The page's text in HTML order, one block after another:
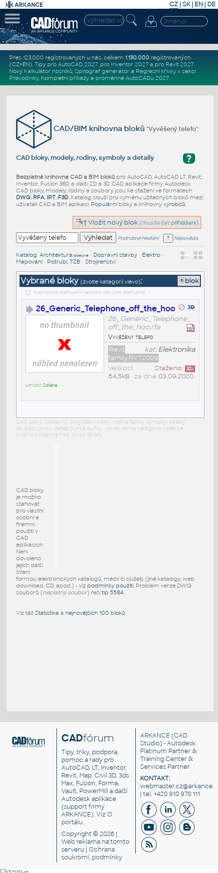
CZ | SK| EN | DE
Přes 123.000 registrovaných u nás, celkem 1.130.000registrovaných
(CZ+EN). Tipy pro AutoCAD 2027, pro Inventor 2027a pro Revit 2027.
Nový Kalkulátor nosníků, Spirograf generátor a Regresní křivkyv sekci
Převodníky. Kompletní příkazya proměnné AutoCADu 2027.
CAD/BIM knihovna bloků"Vyvěšený telefo"
?
CAD bloky, modely, rodiny, symboly a detaily
Bezplatná knihovna CAD a BIM blokůpro AutoCAD, AutoCAD LT, Revit,
Inventor, Fusion 360 a další 2D a 3D CAD aplikace firmy Autodesk.
CAD bloky, modely, rodiny a soubory jsou ke stažení ve formátech
DWG, RFA, IPT, F3D. Katalog slouží pro výměnu užitečných bloků mezi
uživateli CAD a BIM aplikací. Populárníbloky a knihovny výrobců.
Vložit nový blok (musíte být přihlášeni)
Podrobné hledání Nápověda
Katalog: Architektura/obecné• Dopravní stavby• Elektro•
Mapování• Potrubí, TZB • Strojírenství
Vybrané bloky (zvolte kategorii vlevo): blok
hromadné stahování není pro váš účet dostupné
26_Generic_Telephone_off_the_hoo
26_Generic_Telephone_
off_the_hoo.rfa
Vyvěšený telefo
kat:Elektronika
Revit
family RVT2009
Staženo: 32x
Velikost
64,5kB• ze dne 03.09.2020
Umístil:Solera
CAD bloky: knihovny dwg blok rodiny rodina family symboly detaily
součásti prvky stafáž buňka buňky výkres téma kategorie kolekce
knižnica zdarma free block library
CAD bloky
je možno
stahovat
pro vlastní
osobní a
firemní
použití v
CAD
aplikacích.
Není
dovoleno
jejich další
šíření
formou elektronických katalogů, médií či služeb (jiné katalogy, web
download, CD, apod.) - viz podmínky použití. Problém verze DWG
souborů (neplatný soubor) řešítip 5584.
Viz též Statistika a nejnovějších 100 bloků.
CADfórum
Tipy, triky, podpora,
pomoc a rady pro
AutoCAD, LT, Inventor,
Revit, Map, Civil 3D, 3ds
Max, Fusion, Forma,
Vault, PowerMill a další
Autodesk aplikace
(support firmy
ARKANCE). VizO
portálu.
Copyright © 2026 |
Web reklama na tomto
serveru |Ochrana
soukromí, podmínky
ARKANCE (CAD
Studio) - Autodesk
Platinum Partner &
Training Center &
Services Partner
KONTAKT:
| tel. +420 910 970 111